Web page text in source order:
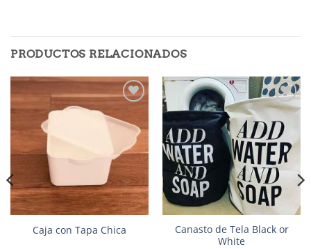
PRODUCTOS RELACIONADOS
Añadir
a la
lista de
deseos
Caja con Tapa Chica
Añadir
a la
lista de
deseos
Canasto de Tela Black or
White